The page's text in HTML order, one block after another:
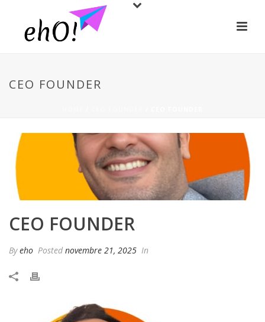
CEO FOUNDER
CEO FOUNDER
Byeho Posted novembre 21, 2025 In